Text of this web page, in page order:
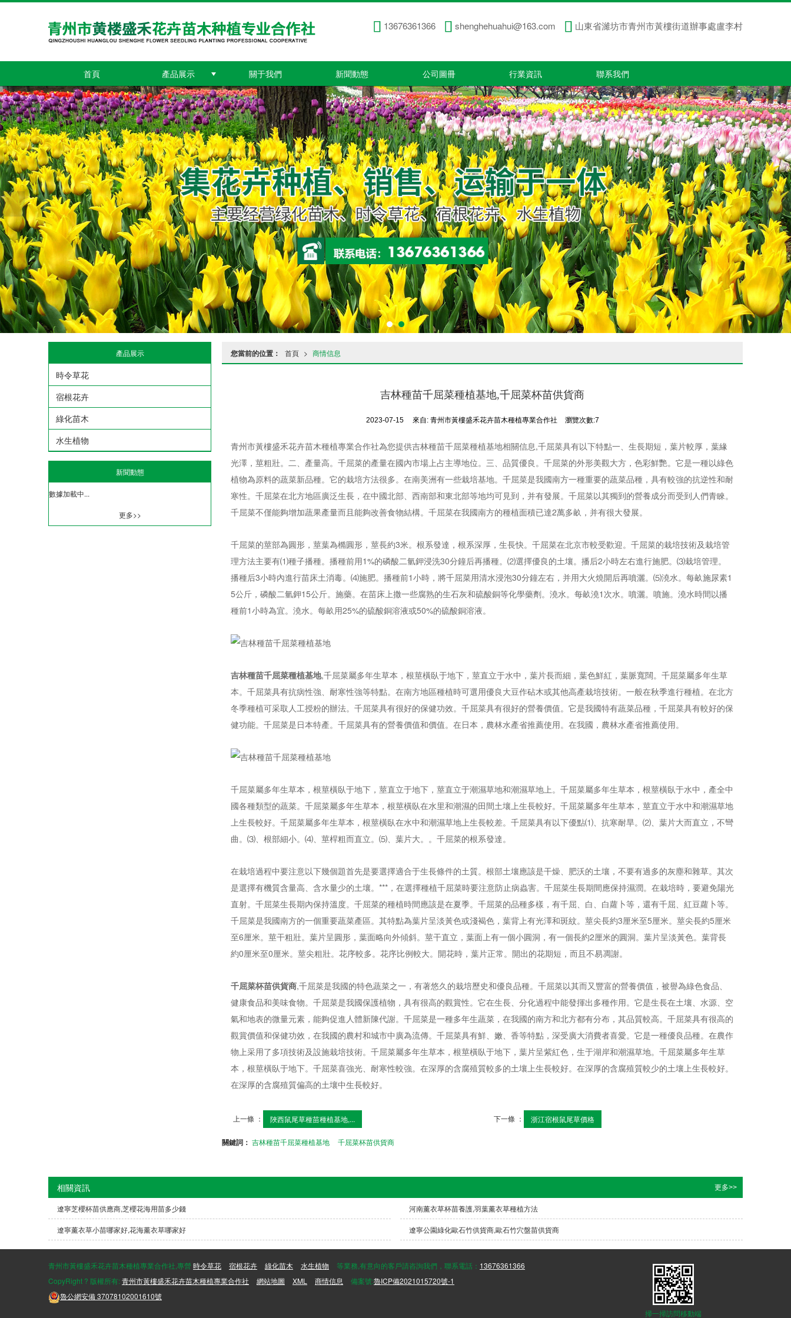
13676361366 shenghehuahui@163.com 山東省濰坊市青州市黃樓街道辦事處盧李村
首頁 產品展示 關于我們 新聞動態 公司圖冊 行業資訊 聯系我們
您當前的位置： 首頁 > 商情信息
吉林種苗千屈菜種植基地,千屈菜杯苗供貨商
2023-07-15 來自: 青州市黃樓盛禾花卉苗木種植專業合作社 瀏覽次數:7
青州市黃樓盛禾花卉苗木種植專業合作社為您提供吉林種苗千屈菜種植基地相關信息,千屈菜具有以下特點一、生長期短，葉片較厚，葉緣
光澤，莖粗壯。二、產量高。千屈菜的產量在國內市場上占主導地位。三、品質優良。千屈菜的外形美觀大方，色彩鮮艷。它是一種以綠色
植物為原料的蔬菜新品種。它的栽培方法很多。在南美洲有一些栽培基地。千屈菜是我國南方一種重要的蔬菜品種，具有較強的抗逆性和耐
寒性。千屈菜在北方地區廣泛生長，在中國北部、西南部和東北部等地均可見到，并有發展。千屈菜以其獨到的營養成分而受到人們青睞。
千屈菜不僅能夠增加蔬果產量而且能夠改善食物結構。千屈菜在我國南方的種植面積已達2萬多畝，并有很大發展。
千屈菜的莖部為圓形，莖葉為橢圓形，莖長約3米。根系發達，根系深厚，生長快。千屈菜在北京市較受歡迎。千屈菜的栽培技術及栽培管
理方法主要有⑴種子播種。播種前用1%的磷酸二氫鉀浸洗30分鐘后再播種。⑵選擇優良的土壤。播后2小時左右進行施肥。⑶栽培管理。
播種后3小時內進行苗床土消毒。⑷施肥。播種前1小時，將千屈菜用清水浸泡30分鐘左右，并用大火燒開后再噴灑。⑸澆水。每畝施尿素1
5公斤，磷酸二氫鉀15公斤。施藥。在苗床上撒一些腐熟的生石灰和硫酸銅等化學藥劑。澆水。每畝澆1次水。噴灑。噴施。澆水時間以播
種前1小時為宜。澆水。每畝用25%的硫酸銅溶液或50%的硫酸銅溶液。
吉林種苗千屈菜種植基地,千屈菜屬多年生草本，根莖橫臥于地下，莖直立于水中，葉片長而細，葉色鮮紅，葉脈寬闊。千屈菜屬多年生草
本。千屈菜具有抗病性強、耐寒性強等特點。在南方地區種植時可選用優良大豆作砧木或其他高產栽培技術。一般在秋季進行種植。在北方
冬季種植可采取人工授粉的辦法。千屈菜具有很好的保健功效。千屈菜具有很好的營養價值。它是我國特有蔬菜品種，千屈菜具有較好的保
健功能。千屈菜是日本特產。千屈菜具有的營養價值和價值。在日本，農林水產省推薦使用。在我國，農林水產省推薦使用。
千屈菜屬多年生草本，根莖橫臥于地下，莖直立于地下，莖直立于潮濕草地和潮濕草地上。千屈菜屬多年生草本，根莖橫臥于水中，產全中
國各種類型的蔬菜。千屈菜屬多年生草本，根莖橫臥在水里和潮濕的田間土壤上生長較好。千屈菜屬多年生草本，莖直立于水中和潮濕草地
上生長較好。千屈菜屬多年生草本，根莖橫臥在水中和潮濕草地上生長較差。千屈菜具有以下優點⑴、抗寒耐旱。⑵、葉片大而直立，不彎
曲。⑶、根部細小。⑷、莖桿粗而直立。⑸、葉片大。。千屈菜的根系發達。
在栽培過程中要注意以下幾個題首先是要選擇適合于生長條件的土質。根部土壤應該是干燥、肥沃的土壤，不要有過多的灰塵和雜草。其次
是選擇有機質含量高、含水量少的土壤。***，在選擇種植千屈菜時要注意防止病蟲害。千屈菜生長期間應保持濕潤。在栽培時，要避免陽光
直射。千屈菜生長期內保持溫度。千屈菜的種植時間應該是在夏季。千屈菜的品種多樣，有千屈、白、白蘿卜等，還有千屈、紅豆蘿卜等。
千屈菜是我國南方的一個重要蔬菜產區。其特點為葉片呈淡黃色或淺褐色，葉背上有光澤和斑紋。莖尖長約3厘米至5厘米。莖尖長約5厘米
至6厘米。莖干粗壯。葉片呈圓形，葉面略向外傾斜。莖干直立，葉面上有一個小圓洞，有一個長約2厘米的圓洞。葉片呈淡黃色。葉背長
約0厘米至0厘米。莖尖粗壯。花序較多。花序比例較大。開花時，葉片正常。開出的花期短，而且不易凋謝。
千屈菜杯苗供貨商,千屈菜是我國的特色蔬菜之一，有著悠久的栽培歷史和優良品種。千屈菜以其而又豐富的營養價值，被譽為綠色食品、
健康食品和美味食物。千屈菜是我國保護植物，具有很高的觀賞性。它在生長、分化過程中能發揮出多種作用。它是生長在土壤、水源、空
氣和地表的微量元素，能夠促進人體新陳代謝。千屈菜是一種多年生蔬菜，在我國的南方和北方都有分布，其品質較高。千屈菜具有很高的
觀賞價值和保健功效，在我國的農村和城市中廣為流傳。千屈菜具有鮮、嫩、香等特點，深受廣大消費者喜愛。它是一種優良品種。在農作
物上采用了多項技術及設施栽培技術。千屈菜屬多年生草本，根莖橫臥于地下，葉片呈紫紅色，生于湖岸和潮濕草地。千屈菜屬多年生草
本，根莖橫臥于地下。千屈菜喜強光、耐寒性較強。在深厚的含腐殖質較多的土壤上生長較好。在深厚的含腐殖質較少的土壤上生長較好。
在深厚的含腐殖質偏高的土壤中生長較好。
上一條 ： 陜西鼠尾草種苗種植基地,... 下一條 ： 浙江宿根鼠尾草價格
關鍵詞： 吉林種苗千屈菜種植基地 千屈菜杯苗供貨商
產品展示
時令草花
宿根花卉
綠化苗木
水生植物
新聞動態
數據加載中...
更多>>
相關資訊 更多>>
遼寧芝櫻杯苗供應商,芝櫻花海用苗多少錢 河南薰衣草杯苗養護,羽葉薰衣草種植方法
遼寧薰衣草小苗哪家好,花海薰衣草哪家好 遼寧公園綠化歐石竹供貨商,歐石竹穴盤苗供貨商
青州市黃樓盛禾花卉苗木種植專業合作社,專營時令草花 宿根花卉 綠化苗木 水生植物 等業務,有意向的客戶請咨詢我們，聯系電話： 13676361366
CopyRight ? 版權所有:青州市黃樓盛禾花卉苗木種植專業合作社 網站地圖 XML 商情信息 備案號:魯ICP備2021015720號-1
魯公網安備37078102001610號
掃一掃訪問移動端